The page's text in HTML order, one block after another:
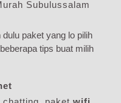
Subulussalam
paket yang lo pilih
tips buat milih